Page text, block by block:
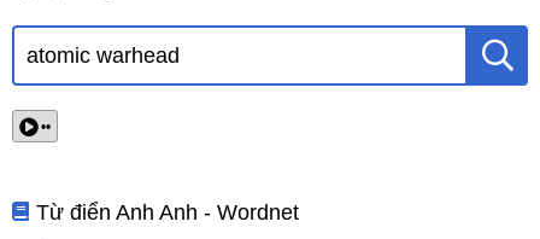
••
Từ điển Anh Anh - Wordnet